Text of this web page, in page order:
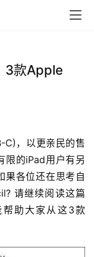
3款Apple
C)，以更亲民的售
限的iPad用户有另
果各位还在思考自
请继续阅读这篇
助大家从这3款